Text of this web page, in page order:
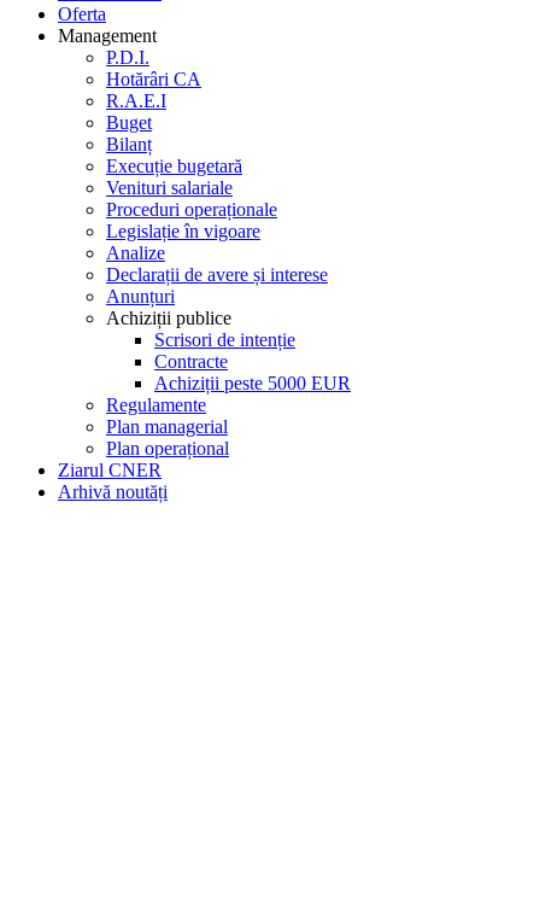
Oferta
Management
P.D.I.
Hotărâri CA
R.A.E.I
Buget
Bilanț
Execuție bugetară
Venituri salariale
Proceduri operaționale
Legislație în vigoare
Analize
Declarații de avere și interese
Anunțuri
Achiziții publice
Scrisori de intenție
Contracte
Achiziții peste 5000 EUR
Regulamente
Plan managerial
Plan operațional
Ziarul CNER
Arhivă noutăți